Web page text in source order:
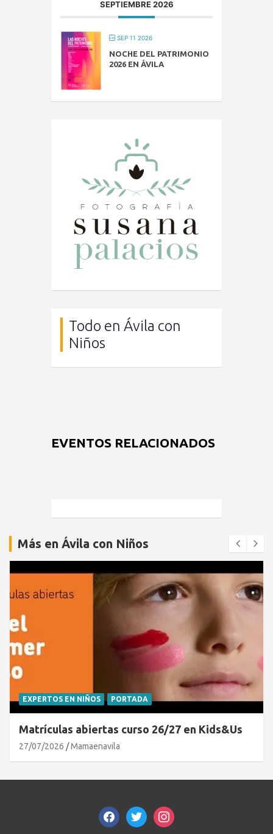
SEPTIEMBRE 2026
SEP 11 2026
NOCHE DEL PATRIMONIO
2026 EN ÁVILA
Todo en Ávila con
Niños
EVENTOS RELACIONADOS
Más en Ávila con Niños
EXPERTOS EN NIÑOS PORTADA
Matrículas abiertas curso 26/27 en Kids&Us
27/07/2026 Mamaenavila
facebooktwitterinstagram